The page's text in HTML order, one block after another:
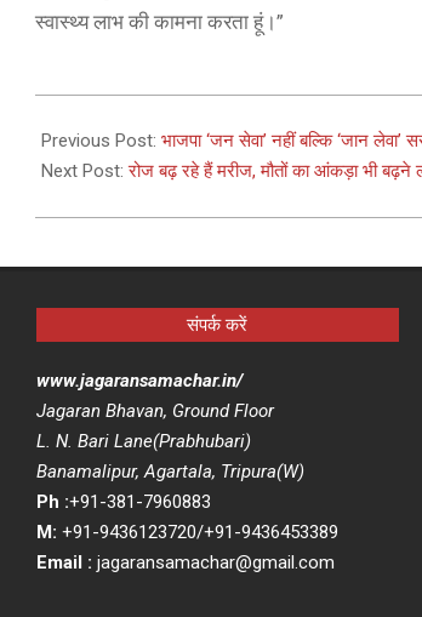
स्वास्थ्य लाभ की कामना करता हूं।”
04-
22
Previous Post: भाजपा ‘जन सेवा’ नहीं बल्कि ‘जान लेवा’
Next Post:रोज बढ़ रहे हैं मरीज, मौतों का आंकड़ा भी बढ़ने
संपर्क करें
www.jagaransamachar.in/
Jagaran Bhavan, Ground Floor
L. N. Bari Lane(Prabhubari)
Banamalipur, Agartala, Tripura(W)
Ph :+91-381-7960883
M: +91-9436123720/+91-9436453389
Email : jagaransamachar@gmail.com